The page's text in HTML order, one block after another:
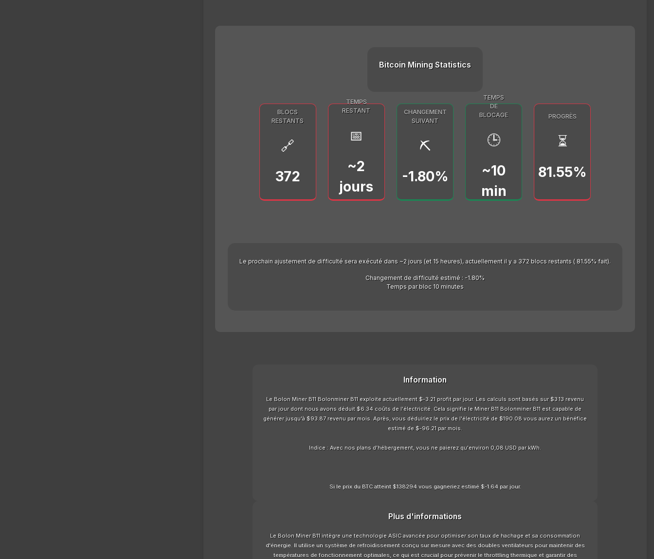
Bitcoin Mining Statistics
BLOCS
RESTANTS
🔗
372
TEMPS
RESTANT
📅
~2
jours
CHANGEMENT
SUIVANT
⛏️
-1.80%
TEMPS
DE
BLOCAGE
🕒
~10
min
PROGRÈS
⏳
81.55%
Le prochain ajustement de difficulté sera exécuté dans ~2 jours (et 15 heures), actuellement il y a 372 blocs restants ( 81.55% fait).
Changement de difficulté estimé : -1.80%
Temps par bloc 10 minutes
Information
Le Bolon Miner B11 Bolonminer B11 exploite actuellement $-3.21 profit par jour. Les calculs sont basés sur $3.13 revenu
par jour dont nous avons déduit $6.34 coûts de l'électricité. Cela signifie le Miner B11 Bolonminer B11 est capable de
générer jusqu'à $93.87 revenu par mois. Après, vous déduiriez le prix de l'électricité de $190.08 vous aurez un bénéfice
estimé de $-96.21 par mois.
Indice : Avec nos plans d'hébergement, vous ne paierez qu'environ 0,08 USD par kWh.
Si le prix du BTC atteint $138294 vous gagneriez estimé $-1.64 par jour.
Plus d'informations
Le Bolon Miner B11 intègre une technologie ASIC avancée pour optimiser son taux de hachage et sa consommation
d'énergie. Il utilise un système de refroidissement conçu sur mesure avec des doubles ventilateurs pour maintenir des
températures de fonctionnement optimales, ce qui est crucial pour prévenir le throttling thermique et garantir des